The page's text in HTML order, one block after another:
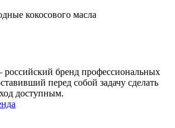
кокосового масла
бренд профессиональных
перед собой задачу сделать
доступным.